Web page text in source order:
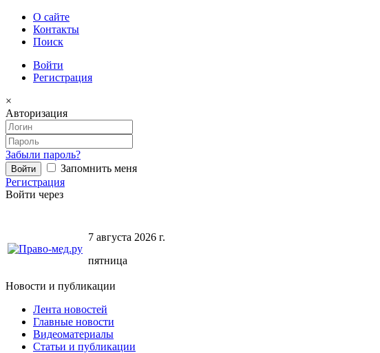
О сайте
Контакты
Поиск
Войти
Регистрация
×
Авторизация
Забыли пароль?
Запомнить меня
Регистрация
Войти через
7 августа 2026 г.
пятница
Новости и публикации
Лента новостей
Главные новости
Видеоматериалы
Статьи и публикации